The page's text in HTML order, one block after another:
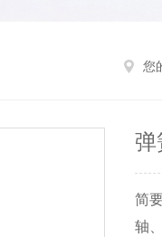
您
弹
简
轴